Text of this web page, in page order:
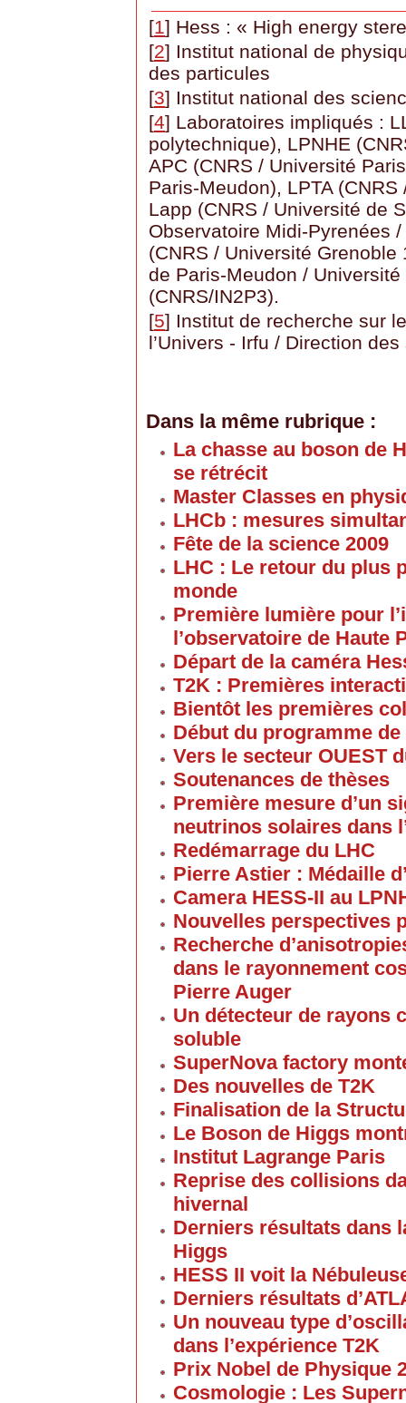
[1] Hess : « High energy
[2] Institut national de
des particules
[3] Institut national des
[4] Laboratoires impliqués :
polytechnique), LPNHE
APC (CNRS / Université
Paris-Meudon), LPTA
Lapp (CNRS / Université de
Observatoire Midi-Pyrenées
(CNRS / Université
de Paris-Meudon /
(CNRS/IN2P3).
[5] Institut de recherche sur
l’Univers - Irfu / Direction
Dans la même rubrique :
La chasse au boson de
se rétrécit
Master Classes en
LHCb : mesures
Fête de la science 2009
LHC : Le retour du plus
monde
Première lumière pour
l’observatoire de Haute
Départ de la caméra
T2K : Premières
Bientôt les premières
Début du programme
Vers le secteur OUEST
Soutenances de thèses
Première mesure d’un
neutrinos solaires dans
Redémarrage du LHC
Pierre Astier : Médaille
Camera HESS-II au
Nouvelles perspectives
Recherche
dans le rayonnement
Pierre Auger
Un détecteur de rayons
soluble
SuperNova factory
Des nouvelles de T2K
Finalisation de la
Le Boson de Higgs
Institut Lagrange Paris
Reprise des collisions
hivernal
Derniers résultats dans
Higgs
HESS II voit la
Derniers résultats
Un nouveau type
dans l’expérience T2K
Prix Nobel de Physique
Cosmologie : Les